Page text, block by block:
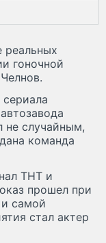
реальных
гоночной
не случайным,
команда
ТНТ и
прошел при
и самой
стал актер